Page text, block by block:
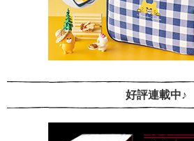
好評連載中♪